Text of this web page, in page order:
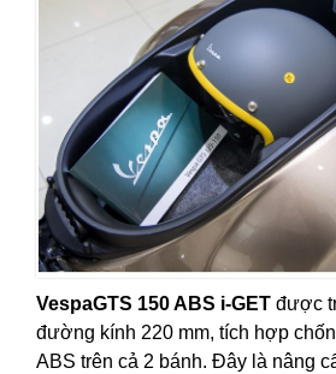
VespaGTS 150 ABS i-GET được
đường kính 220 mm, tích hợp
ABS trên cả 2 bánh. Đây là nâng